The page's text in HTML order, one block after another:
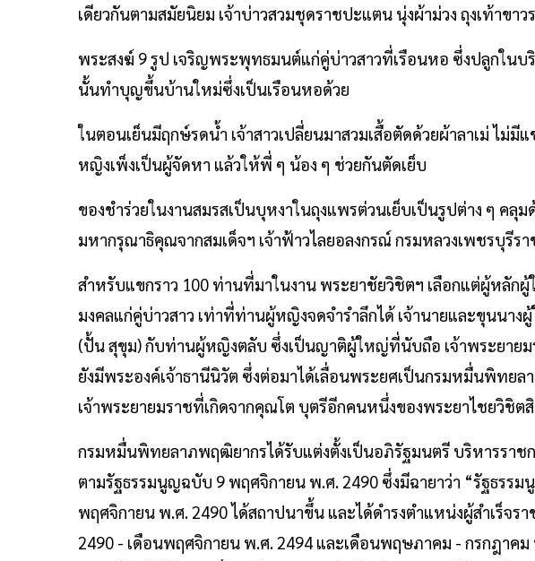
เดียวกันตามสมัยนิยม เจ้าบ่าวสวมชุดราชปะแตน นุ่งผ้าม่วง ถุงเท้าขาว
พระสงฆ์ 9 รูป เจริญพระพุทธมนต์แก่คู่บ่าวสาวที่เรือนหอ ซึ่งปลูกใน
นั้นทำบุญขึ้นบ้านใหม่ซึ่งเป็นเรือนหอด้วย
ในตอนเย็นมีฤกษ์รดน้ำ เจ้าสาวเปลี่ยนมาสวมเสื้อตัดด้วยผ้าลาเม่ ไม่
หญิงเพ็งเป็นผู้จัดหา แล้วให้พี่ ๆ น้อง ๆ ช่วยกันตัดเย็บ
ของชำร่วยในงานสมรสเป็นบุหงาในถุงแพรต่วนเย็บเป็นรูปต่าง ๆ คลุ
มหากรุณาธิคุณจากสมเด็จฯ เจ้าฟ้าวไลยอลงกรณ์ กรมหลวงเพชรบุรีร
สำหรับแขกราว 100 ท่านที่มาในงาน พระยาชัยวิชิตฯ เลือกแต่ผู้หลัก
มงคลแก่คู่บ่าวสาว เท่าที่ท่านผู้หญิงจดจำรำลึกได้ เจ้านายและขุนนา
(ปั้น สุขุม) กับท่านผู้หญิงตลับ ซึ่งเป็นญาติผู้ใหญ่ที่นับถือ เจ้าพระยายม
ยังมีพระองค์เจ้าธานีนิวัต ซึ่งต่อมาได้เลื่อนพระยศเป็นกรมหมื่นพิทย
เจ้าพระยายมราชที่เกิดจากคุณโต บุตรีอีกคนหนึ่งของพระยาไชยวิชิต
กรมหมื่นพิทยลาภพฤฒิยากรได้รับแต่งตั้งเป็นอภิรัฐมนตรี บริหารราช
ตามรัฐธรรมนูญฉบับ 9 พฤศจิกายน พ.ศ. 2490 ซึ่งมีฉายาว่า “รัฐธรร
พฤศจิกายน พ.ศ. 2490 ได้สถาปนาขึ้น และได้ดำรงตำแหน่งผู้สำเร็จ
2490 - เดือนพฤศจิกายน พ.ศ. 2494 และเดือนพฤษภาคม - กรกฎาค